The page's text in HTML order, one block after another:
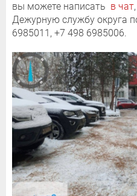
вы можете написать в чат
Дежурную службу округа
6985011, +7 498 6985006.